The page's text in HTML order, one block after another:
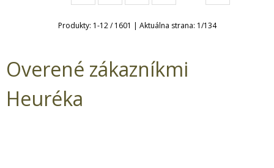
Produkty: 1-12/1601 | Aktuálna strana: 1/134
Overené zákazníkmi
Heuréka